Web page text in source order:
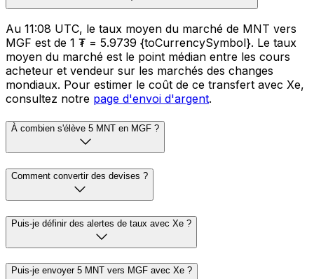
Au 11:08 UTC, le taux moyen du marché de MNT vers
MGF est de 1 ₮ = 5.9739 {toCurrencySymbol}. Le taux
moyen du marché est le point médian entre les cours
acheteur et vendeur sur les marchés des changes
mondiaux. Pour estimer le coût de ce transfert avec Xe,
consultez notre page d'envoi d'argent.
À combien s'élève 5 MNT en MGF ?
Comment convertir des devises ?
Puis-je définir des alertes de taux avec Xe ?
Puis-je envoyer 5 MNT vers MGF avec Xe ?